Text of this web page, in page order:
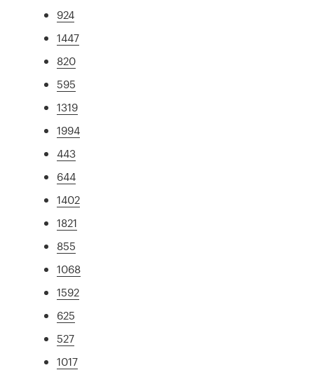
924
1447
820
595
1319
1994
443
644
1402
1821
855
1068
1592
625
527
1017